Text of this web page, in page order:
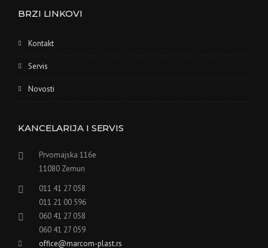
BRZI LINKOVI
Kontakt
Servis
Novosti
KANCELARIJA I SERVIS
Prvomajska 116e
11080 Zemun
011 41 27 058
011 21 00 596
060 41 27 058
060 41 27 059
office@marcom-plast.rs